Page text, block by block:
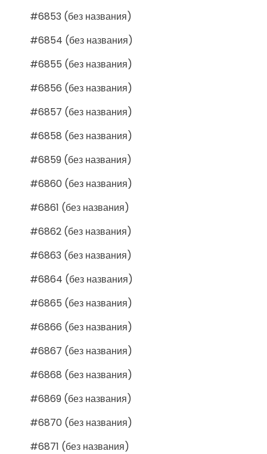
#6853 (без названия)
#6854 (без названия)
#6855 (без названия)
#6856 (без названия)
#6857 (без названия)
#6858 (без названия)
#6859 (без названия)
#6860 (без названия)
#6861 (без названия)
#6862 (без названия)
#6863 (без названия)
#6864 (без названия)
#6865 (без названия)
#6866 (без названия)
#6867 (без названия)
#6868 (без названия)
#6869 (без названия)
#6870 (без названия)
#6871 (без названия)